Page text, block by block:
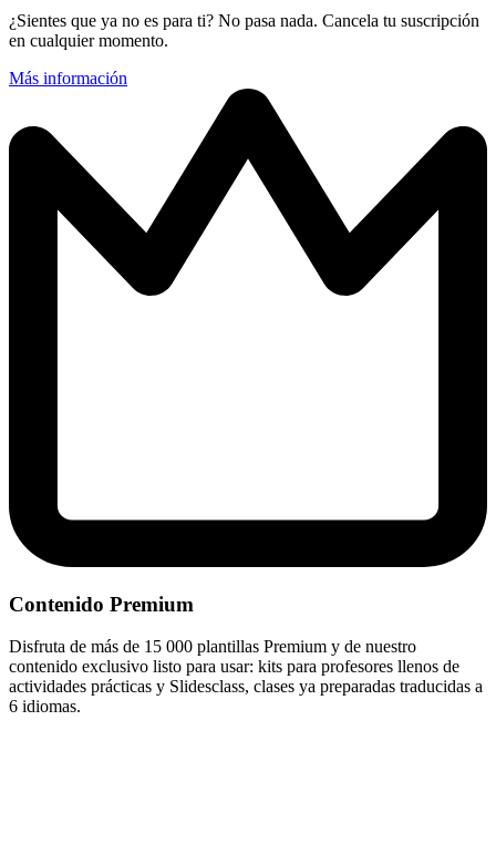
¿Sientes que ya no es para ti? No pasa nada. Cancela tu suscripción
en cualquier momento.
Más información
Contenido Premium
Disfruta de más de 15 000 plantillas Premium y de nuestro
contenido exclusivo listo para usar: kits para profesores llenos de
actividades prácticas y Slidesclass, clases ya preparadas traducidas a
6 idiomas.